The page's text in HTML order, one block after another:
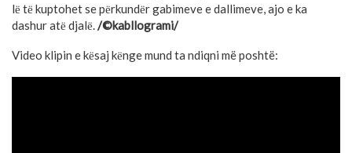
lё tё kuptohet se pёrkundёr gabimeve e dallimeve, ajo e ka
dashur atё djalё./©kabllogrami/
Video klipin e kёsaj kёnge mund ta ndiqni më poshtë: